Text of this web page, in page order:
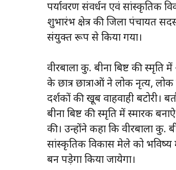
पर्यावरण संवर्धन एवं सांस्कृतिक
शुभारंभ क्षेत्र की जिला पंचायत
संयुक्त रूप से किया गया।
वीरबाला कु. बीना बिष्ट की
के छात्र छात्राओं ने लोक नृत्य,
दर्शकों की खूब वाहवाही बटोरी।
बीना बिष्ट की स्मृति में स्मारक
की। उन्होंने कहा कि वीरबाला कु.
सांस्कृतिक विकास मेले को
बन पड़ेगा किया जायेगा।